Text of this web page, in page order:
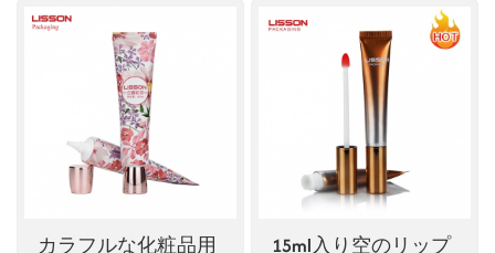
カラフルな化粧品用
15ml入り空のリップ